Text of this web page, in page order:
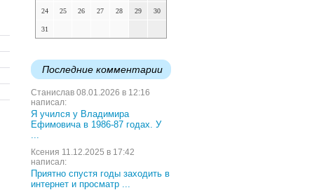
24 25 26 27 28 29 30
31
Последние комментарии
Станислав 08.01.2026 в 12:16
написал:
Я учился у Владимира
Ефимовича в 1986-87 годах. У
...
Ксения 11.12.2025 в 17:42
написал:
Приятно спустя годы заходить в
интернет и просматр ...